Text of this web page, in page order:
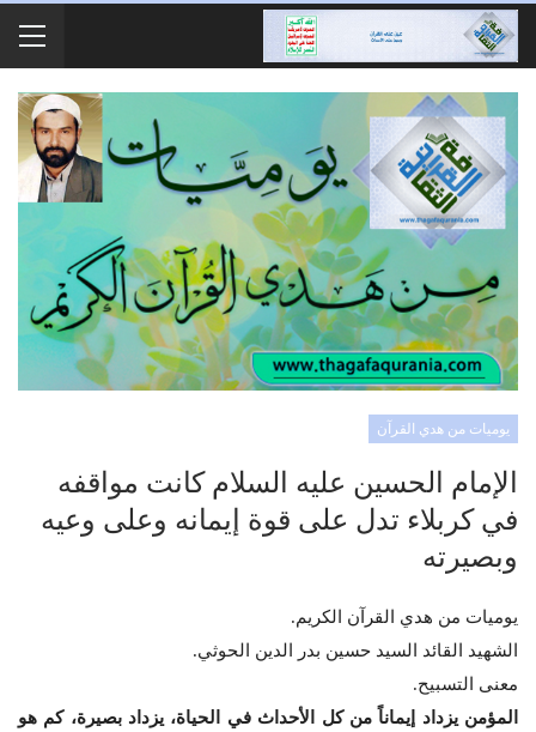
يوميات من هدي القرآن
الإمام الحسين عليه السلام كانت مواقفه
في كربلاء تدل على قوة إيمانه وعلى وعيه
وبصيرته
يوميات من هدي القرآن الكريم.
الشهيد القائد السيد حسين بدر الدين الحوثي.
معنى التسبيح.
المؤمن يزداد إيماناً من كل الأحداث في الحياة، يزداد بصيرة، كم هو